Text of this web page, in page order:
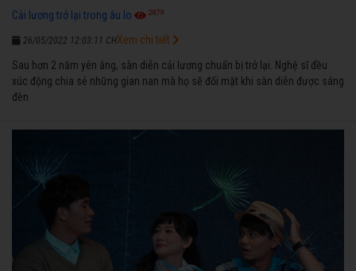
Cải lương trở lại trong âu lo 2879
26/05/2022 12:03:11 CH
Sau hơn 2 năm yên ắng, sàn diễn cải lương chuẩn bị trở lại. Nghệ sĩ đều
xúc động chia sẻ những gian nan mà họ sẽ đối mặt khi sàn diễn được sáng
đèn
Xem chi tiết